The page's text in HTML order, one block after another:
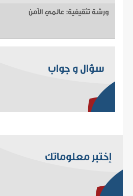
ورشة تثقيفية: عالمي الآمن
سؤال و جواب
إختبر معلوماتك